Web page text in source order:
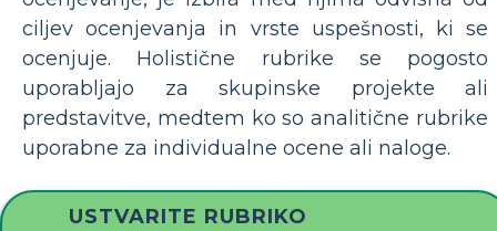
ciljev ocenjevanja in vrste uspešnosti, ki se
ocenjuje. Holistične rubrike se pogosto
uporabljajo za skupinske projekte ali
predstavitve, medtem ko so analitične rubrike
uporabne za individualne ocene ali naloge.
USTVARITE RUBRIKO